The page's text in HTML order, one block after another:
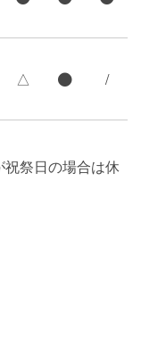
△ /
祭日の場合は休